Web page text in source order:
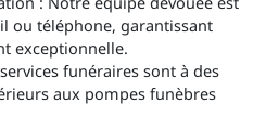
ou téléphone, garantissant
exceptionnelle.
funéraires sont à des
aux pompes funèbres